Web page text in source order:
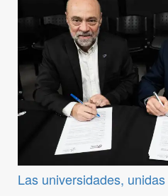
Las universidades, unidas